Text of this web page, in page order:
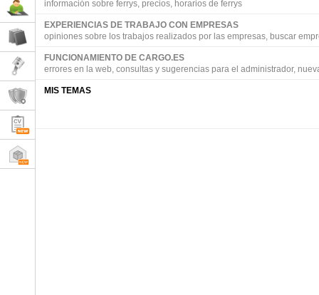
información sobre ferrys, precios, horarios de ferrys
EXPERIENCIAS DE TRABAJO CON EMPRESAS
opiniones sobre los trabajos realizados por las empresas, buscar
FUNCIONAMIENTO DE CARGO.ES
errores en la web, consultas y sugerencias para el administrador,
MIS TEMAS